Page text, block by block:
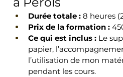
Durée totale : 8 heures
Prix de la formation :
Ce qui est inclus : Le
papier,
l’utilisation de mon
pendant les cours.